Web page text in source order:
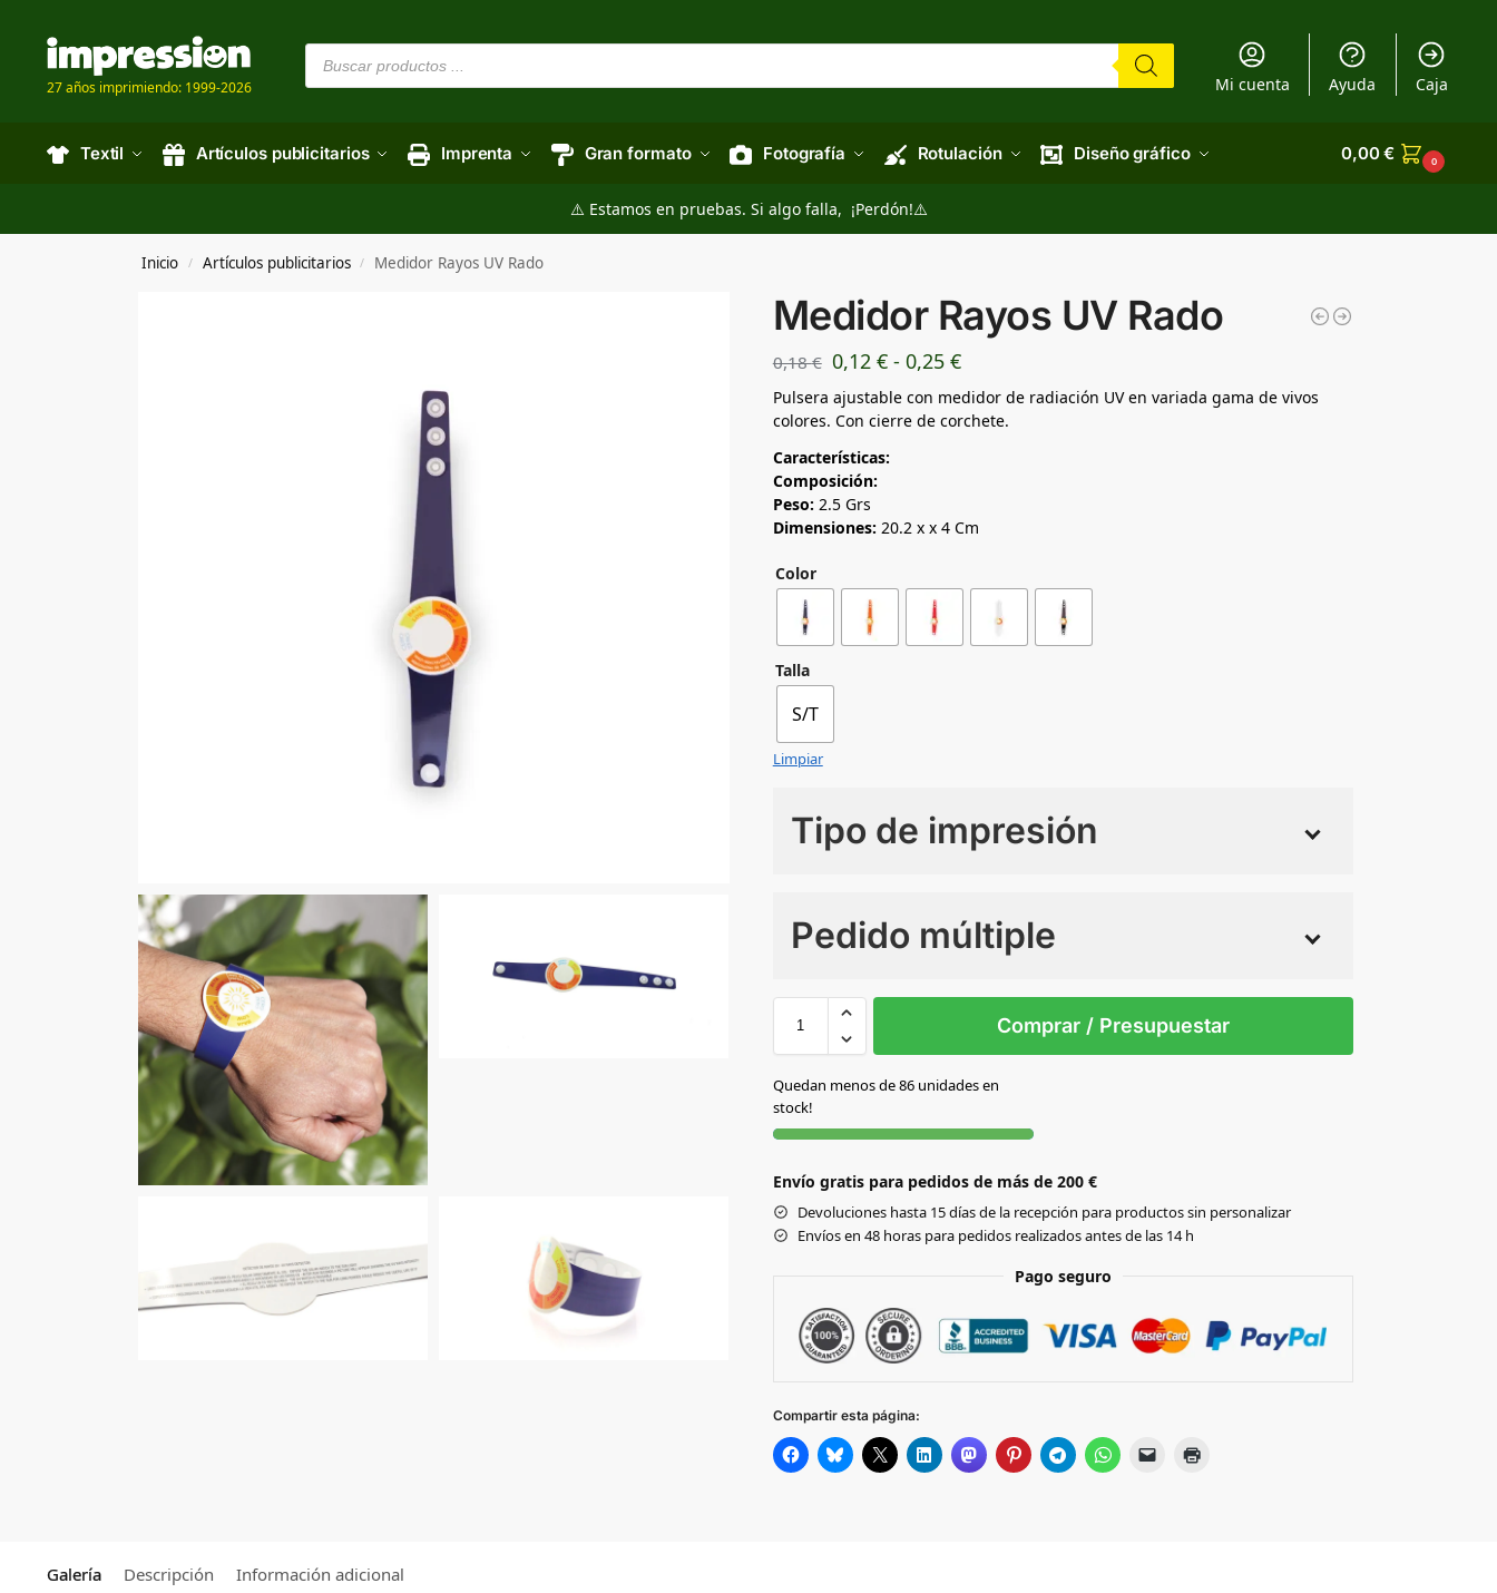
27 años imprimiendo: 1999-2026 Mi cuenta Ayuda Caja
Textil Artículos publicitarios Imprenta Gran formato Fotografía Rotulación Diseño gráfico 0,00€ 0
⚠️ Estamos en pruebas. Si algo falla, ¡Perdón!⚠️
Inicio / Artículos publicitarios / Medidor Rayos UV Rado
Medidor Rayos UV Rado
0,18€ 0,12 € - 0,25 €
Pulsera ajustable con medidor de radiación UV en variada gama de vivos
colores. Con cierre de corchete.
Características:
Composición:
Peso: 2.5 Grs
Dimensiones: 20.2 x x 4 Cm
Color
Talla
S/T
Limpiar
Tipo de impresión
Pedido múltiple
AZUL
BLANCO
NARANJA
ROJO
Comprar / Presupuestar
Quedan menos de 86 unidades en
stock!
Envío gratis para pedidos de más de 200 €
Devoluciones hasta 15 días de la recepción para productos sin personalizar
Envíos en 48 horas para pedidos realizados antes de las 14 h
Pago seguro
Compartir esta página:
Galería Descripción Información adicional